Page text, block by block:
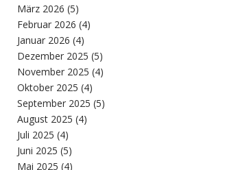
März 2026 (5)
Februar 2026 (4)
Januar 2026 (4)
Dezember 2025 (5)
November 2025 (4)
Oktober 2025 (4)
September 2025 (5)
August 2025 (4)
Juli 2025 (4)
Juni 2025 (5)
Mai 2025 (4)